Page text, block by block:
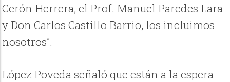
Cerón Herrera, el Prof. Manuel Paredes Lara
y Don Carlos Castillo Barrio, los incluimos
nosotros”.
López Poveda señaló que están a la espera